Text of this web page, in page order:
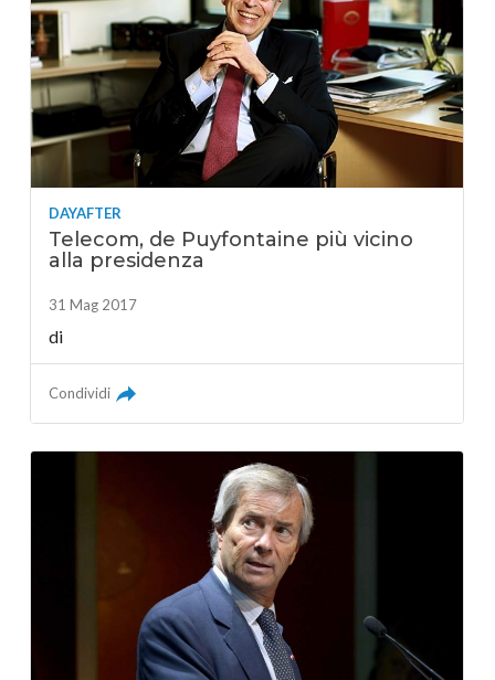
DAYAFTER
Telecom, de Puyfontaine più vicino
alla presidenza
31 Mag 2017
di
Condividi